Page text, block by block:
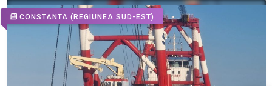
CONSTANTA (REGIUNEA SUD-EST)